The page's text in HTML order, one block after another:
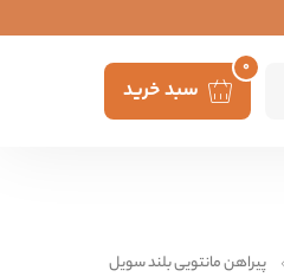
سبد خرید
0
پیراهن مانتویی بلند سویل